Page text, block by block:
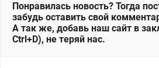
Понравилась новость? Тогда
забудь оставить свой
А так же, добавь наш сайт в
Ctrl+D), не теряй нас.